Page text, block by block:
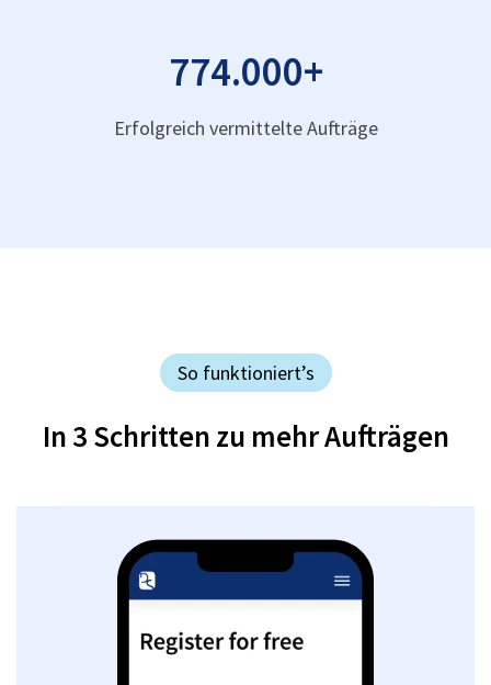
774.000+
Erfolgreich vermittelte Aufträge
So funktioniert’s
In 3 Schritten zu mehr Aufträgen